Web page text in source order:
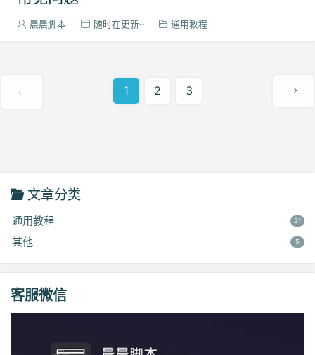
晨晨脚本 随时在更新~ 通用教程
1 2 3
文章分类
通用教程
21
其他 5
客服微信